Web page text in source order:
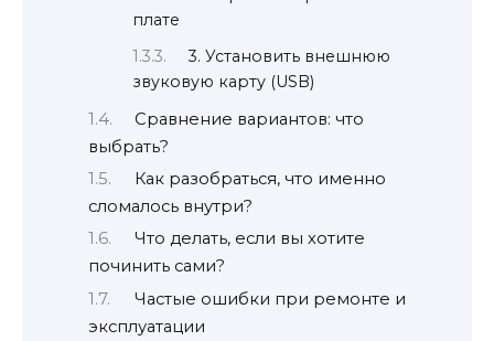
плате
3. Установить внешнюю
звуковую карту (USB)
Сравнение вариантов: что
выбрать?
Как разобраться, что именно
сломалось внутри?
Что делать, если вы хотите
починить сами?
Частые ошибки при ремонте и
эксплуатации